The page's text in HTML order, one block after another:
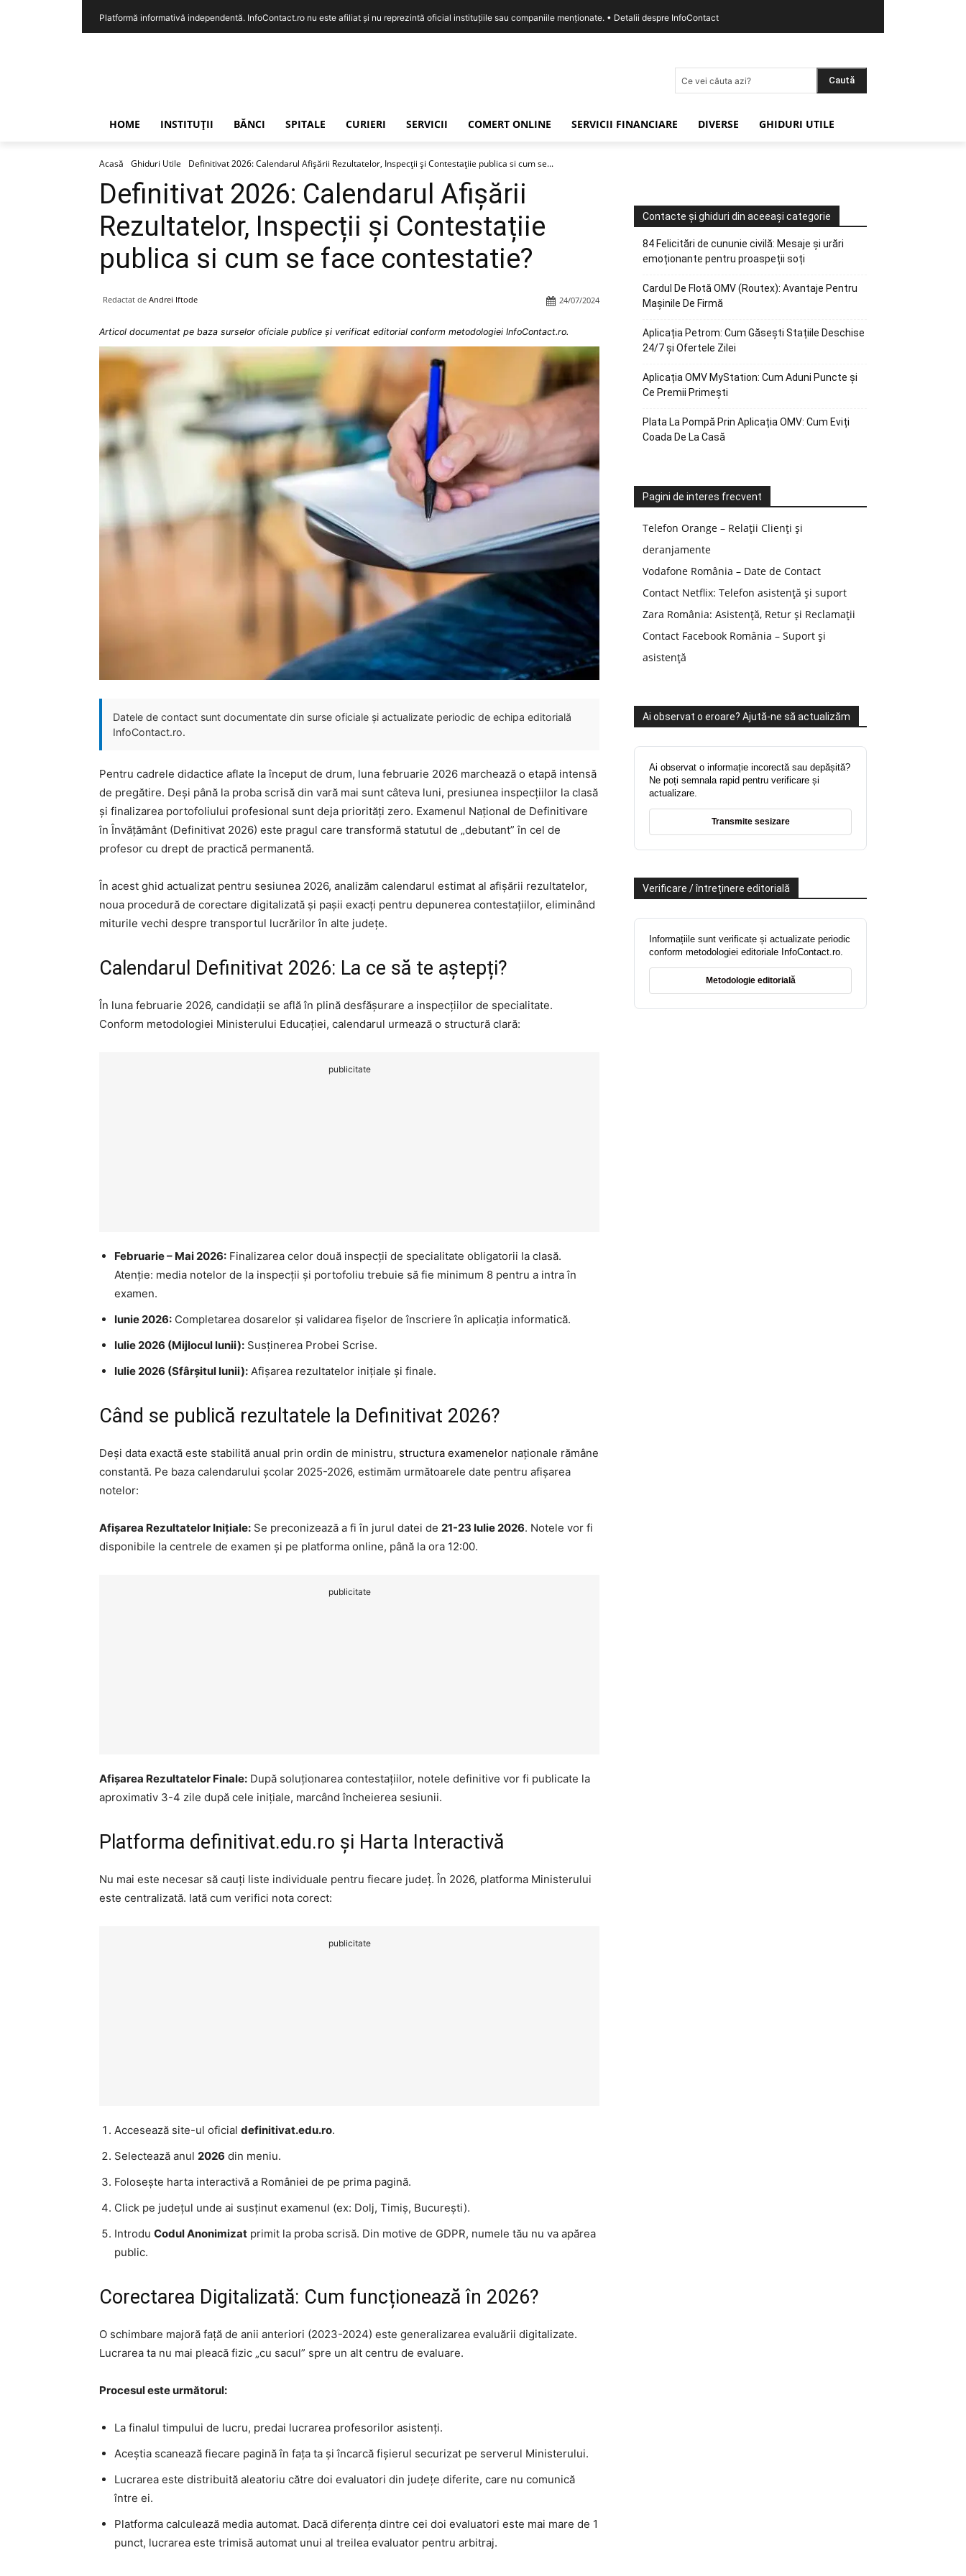
Platformă informativă independentă. InfoContact.ro nu este afiliat și nu reprezintă oficial instituțiile sau companiile menționate. • Detalii despre InfoContact
Ce vei căuta azi? Caută
HOME INSTITUȚII BĂNCI SPITALE CURIERI SERVICII COMERT ONLINE SERVICII FINANCIARE DIVERSE GHIDURI UTILE
Acasă Ghiduri Utile Definitivat 2026: Calendarul Afișării Rezultatelor, Inspecții și Contestațiie publica si cum se...
Definitivat 2026: Calendarul Afișării
Rezultatelor, Inspecții și Contestațiie
publica si cum se face contestatie?
Redactat de Andrei Iftode 24/07/2024
Articol documentat pe baza surselor oficiale publice și verificat editorial conform metodologiei InfoContact.ro.
Datele de contact sunt documentate din surse oficiale și actualizate periodic de echipa editorială
InfoContact.ro.
Pentru cadrele didactice aflate la început de drum, luna februarie 2026 marchează o etapă intensă
de pregătire. Deși până la proba scrisă din vară mai sunt câteva luni, presiunea inspecțiilor la clasă
și finalizarea portofoliului profesional sunt deja priorități zero. Examenul Național de Definitivare
în Învățământ (Definitivat 2026) este pragul care transformă statutul de „debutant” în cel de
profesor cu drept de practică permanentă.
În acest ghid actualizat pentru sesiunea 2026, analizăm calendarul estimat al afișării rezultatelor,
noua procedură de corectare digitalizată și pașii exacți pentru depunerea contestațiilor, eliminând
miturile vechi despre transportul lucrărilor în alte județe.
Calendarul Definitivat 2026: La ce să te aștepți?
În luna februarie 2026, candidații se află în plină desfășurare a inspecțiilor de specialitate.
Conform metodologiei Ministerului Educației, calendarul urmează o structură clară:
publicitate
Februarie – Mai 2026: Finalizarea celor două inspecții de specialitate obligatorii la clasă.
Atenție: media notelor de la inspecții și portofoliu trebuie să fie minimum 8 pentru a intra în
examen.
Iunie 2026: Completarea dosarelor și validarea fișelor de înscriere în aplicația informatică.
Iulie 2026 (Mijlocul lunii): Susținerea Probei Scrise.
Iulie 2026 (Sfârșitul lunii): Afișarea rezultatelor inițiale și finale.
Când se publică rezultatele la Definitivat 2026?
Deși data exactă este stabilită anual prin ordin de ministru, structura examenelor naționale rămâne
constantă. Pe baza calendarului școlar 2025-2026, estimăm următoarele date pentru afișarea
notelor:
Afișarea Rezultatelor Inițiale: Se preconizează a fi în jurul datei de 21-23 Iulie 2026. Notele vor fi
disponibile la centrele de examen și pe platforma online, până la ora 12:00.
publicitate
Afișarea Rezultatelor Finale: După soluționarea contestațiilor, notele definitive vor fi publicate la
aproximativ 3-4 zile după cele inițiale, marcând încheierea sesiunii.
Platforma definitivat.edu.ro și Harta Interactivă
Nu mai este necesar să cauți liste individuale pentru fiecare județ. În 2026, platforma Ministerului
este centralizată. Iată cum verifici nota corect:
publicitate
Accesează site-ul oficial definitivat.edu.ro.
Selectează anul 2026 din meniu.
Folosește harta interactivă a României de pe prima pagină.
Click pe județul unde ai susținut examenul (ex: Dolj, Timiș, București).
Introdu Codul Anonimizat primit la proba scrisă. Din motive de GDPR, numele tău nu va apărea
public.
Corectarea Digitalizată: Cum funcționează în 2026?
O schimbare majoră față de anii anteriori (2023-2024) este generalizarea evaluării digitalizate.
Lucrarea ta nu mai pleacă fizic „cu sacul” spre un alt centru de evaluare.
Procesul este următorul:
La finalul timpului de lucru, predai lucrarea profesorilor asistenți.
Aceștia scanează fiecare pagină în fața ta și încarcă fișierul securizat pe serverul Ministerului.
Lucrarea este distribuită aleatoriu către doi evaluatori din județe diferite, care nu comunică
între ei.
Platforma calculează media automat. Dacă diferența dintre cei doi evaluatori este mai mare de 1
punct, lucrarea este trimisă automat unui al treilea evaluator pentru arbitraj.
Contacte și ghiduri din aceeași categorie
84 Felicitări de cununie civilă: Mesaje și urări
emoționante pentru proaspeții soți
Cardul De Flotă OMV (Routex): Avantaje Pentru
Mașinile De Firmă
Aplicația Petrom: Cum Găsești Stațiile Deschise
24/7 și Ofertele Zilei
Aplicația OMV MyStation: Cum Aduni Puncte și
Ce Premii Primești
Plata La Pompă Prin Aplicația OMV: Cum Eviți
Coada De La Casă
Pagini de interes frecvent
Telefon Orange – Relații Clienți și
deranjamente
Vodafone România – Date de Contact
Contact Netflix: Telefon asistență și suport
Zara România: Asistență, Retur și Reclamații
Contact Facebook România – Suport și
asistență
Ai observat o eroare? Ajută-ne să actualizăm
Ai observat o informație incorectă sau depășită?
Ne poți semnala rapid pentru verificare și
actualizare.
Transmite sesizare
Verificare / întreținere editorială
Informațiile sunt verificate și actualizate periodic
conform metodologiei editoriale InfoContact.ro.
Metodologie editorială